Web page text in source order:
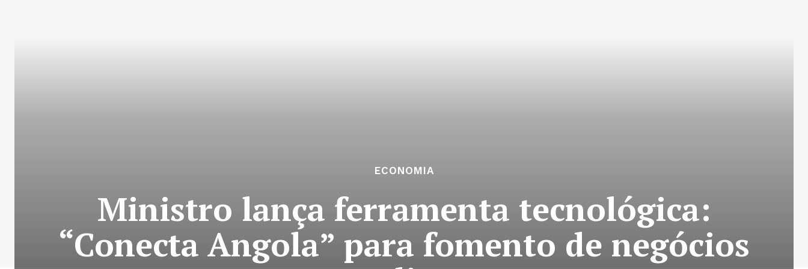
ECONOMIA
Ministro lança ferramenta tecnológica:
“Conecta Angola” para fomento de negócios